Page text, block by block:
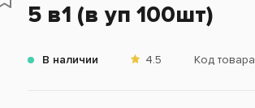
5 в1 (в уп 100шт)
В наличии 4.5 Код товара